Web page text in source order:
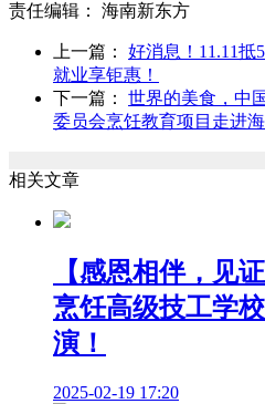
责任编辑： 海南新东方
上一篇： 好消息！11.11抵
就业享钜惠！
下一篇： 世界的美食，中
委员会烹饪教育项目走进海
相关文章
【感恩相伴，见
烹饪高级技工学
演！
2025-02-19 17:20